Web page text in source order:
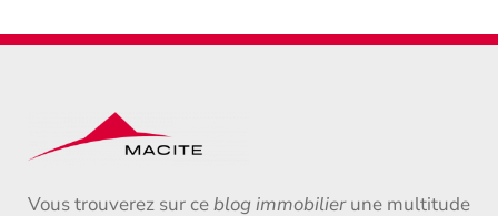
Vous trouverez sur ceblog immobilierune multitude